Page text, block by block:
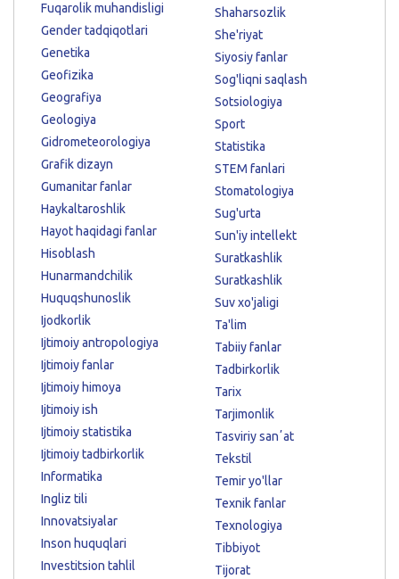
Fuqarolik muhandisligi
Gender tadqiqotlari
Genetika
Geofizika
Geografiya
Geologiya
Gidrometeorologiya
Grafik dizayn
Gumanitar fanlar
Haykaltaroshlik
Hayot haqidagi fanlar
Hisoblash
Hunarmandchilik
Huquqshunoslik
Ijodkorlik
Ijtimoiy antropologiya
Ijtimoiy fanlar
Ijtimoiy himoya
Ijtimoiy ish
Ijtimoiy statistika
Ijtimoiy tadbirkorlik
Informatika
Ingliz tili
Innovatsiyalar
Inson huquqlari
Investitsion tahlil
Shaharsozlik
She'riyat
Siyosiy fanlar
Sog'liqni saqlash
Sotsiologiya
Sport
Statistika
STEM fanlari
Stomatologiya
Sug'urta
Sun'iy intellekt
Suratkashlik
Suratkashlik
Suv xo'jaligi
Ta'lim
Tabiiy fanlar
Tadbirkorlik
Tarix
Tarjimonlik
Tasviriy sanʼat
Tekstil
Temir yo'llar
Texnik fanlar
Texnologiya
Tibbiyot
Tijorat